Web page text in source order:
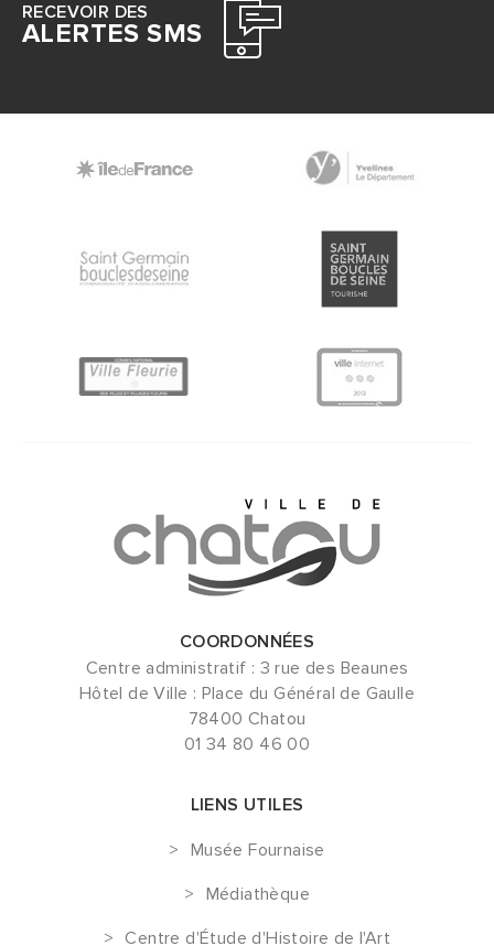
RECEVOIR DES
ALERTES SMS
COORDONNÉES
Centre administratif : 3 rue des Beaunes
Hôtel de Ville : Place du Général de Gaulle
78400 Chatou
01 34 80 46 00
LIENS UTILES
Musée Fournaise
Médiathèque
Centre d'Étude d'Histoire de l'Art